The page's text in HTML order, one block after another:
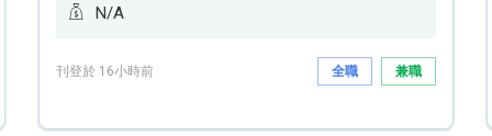
N/A
刊登於 16小時前 全職 兼職